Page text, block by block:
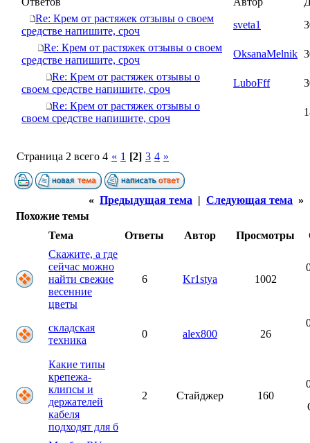
Re: Крем от растяжек отзывы о своем
средстве напишите, сроч
sveta1
Re: Крем от растяжек отзывы о своем
средстве напишите, сроч
OksanaMelnik
Re: Крем от растяжек отзывы о
своем средстве напишите, сроч
LuboFff
Re: Крем от растяжек отзывы о
своем средстве напишите, сроч
Страница 2 всего 4 « 1 [2] 3 4 »
« Предыдущая тема | Следующая тема »
Похожие темы
Тема
Ответы Автор Просмотры
Скажите, а где
сейчас можно
найти свежие
весенние
цветы
6 Kr1stya 1002
складская
техника
0 alex800 26
Какие типы
крепежа-
клипсы и
держателей
кабеля
подходят для б
2 Стайджер 160